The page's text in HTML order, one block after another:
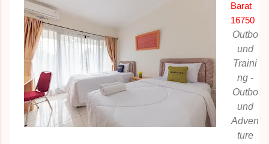
Barat
16750
Outbo
und
Traini
ng -
Outbo
und
Adven
ture